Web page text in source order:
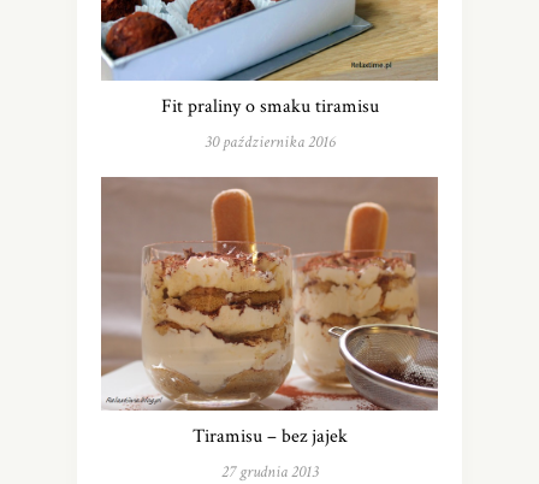
Fit praliny o smaku tiramisu
30 października 2016
Tiramisu – bez jajek
27 grudnia 2013